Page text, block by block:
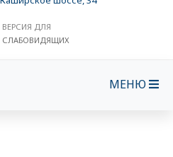
ВЕРСИЯ ДЛЯ
СЛАБОВИДЯЩИХ
МЕНЮ